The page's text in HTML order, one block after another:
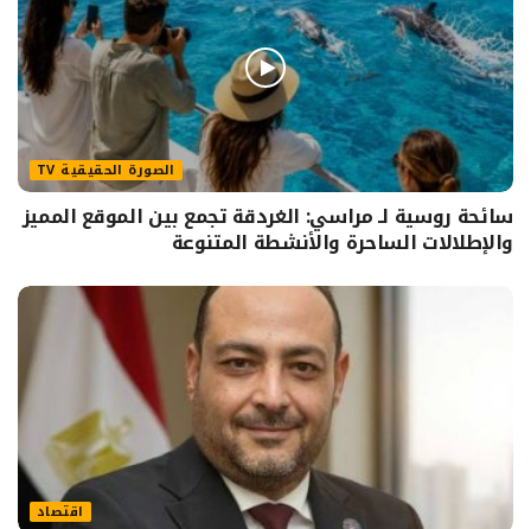
الصورة الحقيقية TV
سائحة روسية لـ مراسي: الغردقة تجمع بين الموقع المميز
والإطلالات الساحرة والأنشطة المتنوعة
اقتصاد